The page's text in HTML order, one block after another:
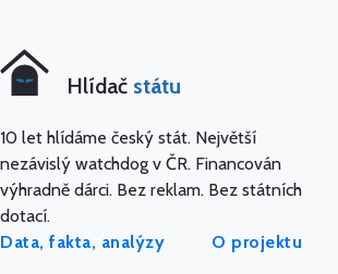
Hlídač státu
10 let hlídáme český stát. Největší
nezávislý watchdog v ČR. Financován
výhradně dárci. Bez reklam. Bez státních
dotací.
Data, fakta, analýzy
O projektu